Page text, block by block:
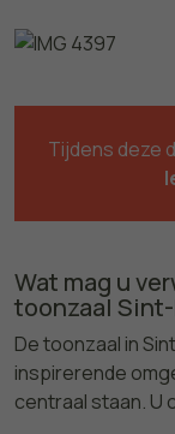
Tijdens deze
Wat mag u
toonzaal
De toonzaal in
inspirerende
centraal staan. U